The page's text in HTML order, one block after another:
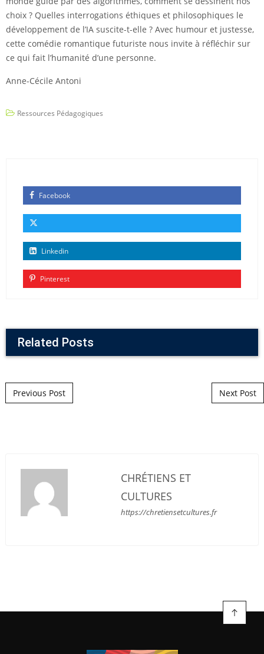
choix ? Quelles interrogations éthiques et philosophiques le
développement de l’IA suscite-t-elle ? Avec humour et justesse,
cette comédie romantique futuriste nous invite à réfléchir sur
ce qui fait l’humanité d’une personne.
Anne-Cécile Antoni
Ressources Pédagogiques
Facebook
Linkedin
Pinterest
Related Posts
Post navigation
Previous Post Next Post
CHRÉTIENS ET
CULTURES
https://chretiensetcultures.fr